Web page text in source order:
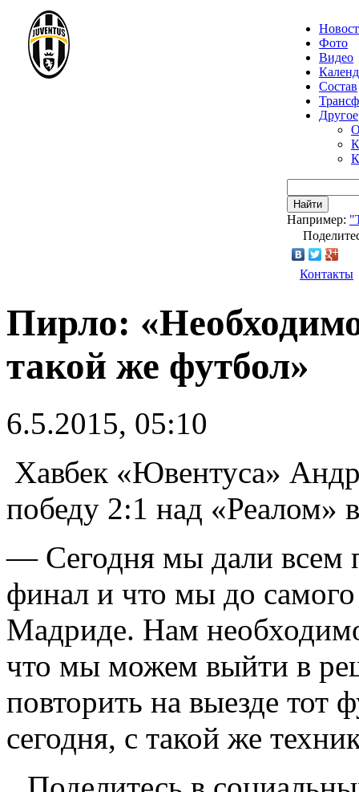
Фото
Видео
Состав
Другое
Найти
Например:
Контакты
Пирло:
такой же футбол»
6.5.2015, 05:10
Хавбек «Ювентуса»
победу 2:1 над
— Сегодня мы дали всем
финал и что мы до
Мадриде. Нам
что мы можем выйти в
повторить на выезде тот
сегодня, с такой же